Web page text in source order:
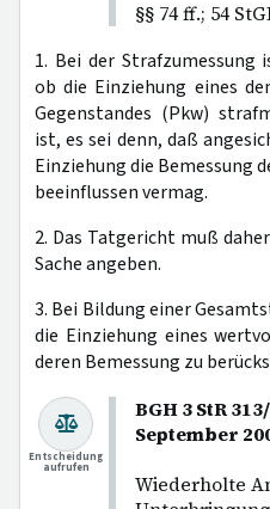
§§ 74 ff.; 54
1. Bei der
ob die Einziehung eines
Gegenstandes (Pkw)
ist, es sei denn, daß
Einziehung die Bemessung
beeinflussen vermag.
2. Das Tatgericht muß
Sache angeben.
3. Bei Bildung einer
die Einziehung eines
deren Bemessung zu
BGH 3 StR
September
Wiederholte
Entscheidung
aufrufen